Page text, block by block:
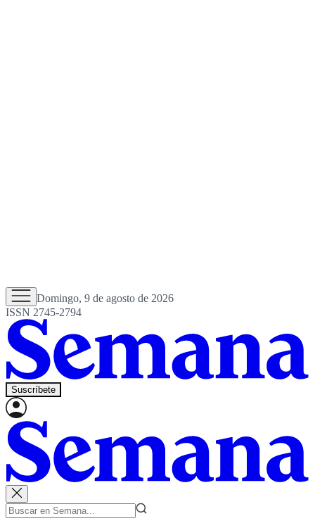
Domingo, 9 de agosto de 2026
ISSN 2745-2794
Suscríbete